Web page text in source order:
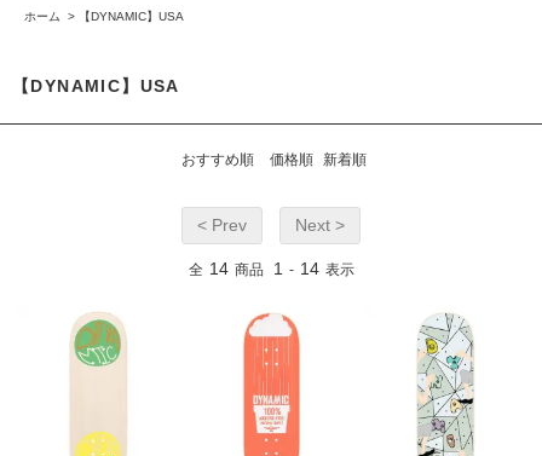
ホーム > 【DYNAMIC】USA
【DYNAMIC】USA
おすすめ順 価格順 新着順
< Prev Next >
全 14 商品 1 - 14 表示